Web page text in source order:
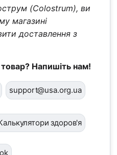
(Colostrum), ви
магазині
доставлення з
Напишіть нам!
support@usa.org.ua
здоров'я